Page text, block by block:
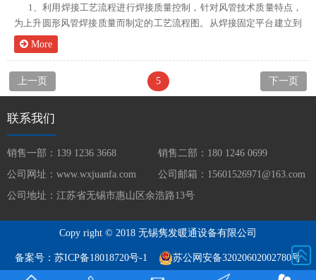
1、利用焊接工艺流程进行焊接质量控制，针对风管技术质量特点，
为上升圆形风管焊接质量而制定的工艺流程图。从焊接固定平台建立到
工艺评定再到焊接焊缝检测，一道工序接一道工序，层层把关，使得工
艺质量得到越好的控制。2、采用平焊特定施焊固定平台，该平台适用
于薄钢...
More
上一页 5 下一页
联系我们
销售一部：139 1236 3668
销售二部：180 1246 0699
公司网址：www.wxjuanfa.com
公司邮箱：15601526971@163.com
公司地址：江苏省无锡市惠山区余浩路13号
Copy right © 2018 无锡隽发暖通设备有限公司
备案号： 苏ICP备18018720号-1 苏公网安备32020602002780号